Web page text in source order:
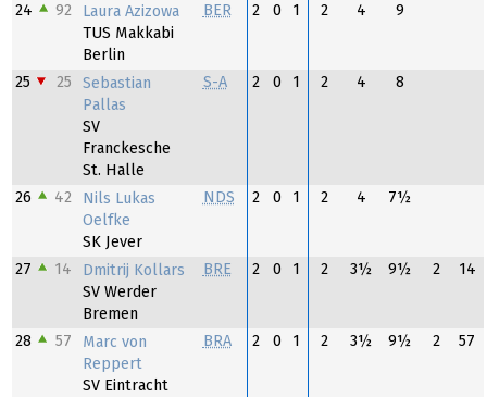
24 92
Laura Azizowa
TUS Makkabi
Berlin
BER 2 0 1 2 4 9
25 25
Sebastian
Pallas
SV
Franckesche
St. Halle
S-A 2 0 1 2 4 8
26 42
Nils Lukas
Oelfke
SK Jever
NDS 2 0 1 2 4 7½
27 14
Dmitrij Kollars
SV Werder
Bremen
BRE 2 0 1 2 3½ 9½ 2 14
28 57
Marc von
Reppert
SV Eintracht
BRA 2 0 1 2 3½ 9½ 2 57